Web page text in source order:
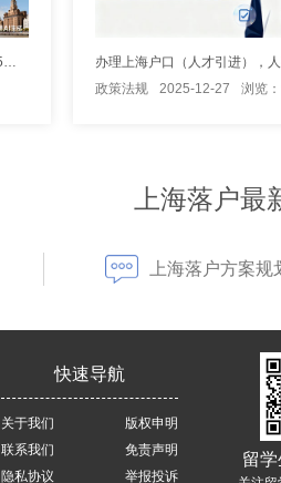
2026年上海落户激励政策及条件！3年／5年居转户落户上海！
政策法规
2025-12-27 浏览
上海落户
上海落户方案规
快速导航
关于我们
联系我们
隐私协议
版权申明
免责声明
举报投诉
留